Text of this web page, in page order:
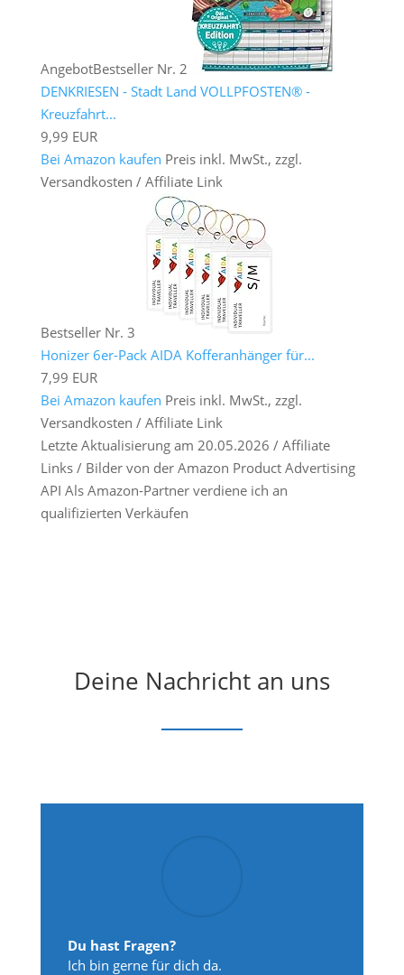
AngebotBestseller Nr. 2
DENKRIESEN - Stadt Land VOLLPFOSTEN® -
Kreuzfahrt...
9,99 EUR
Bei Amazon kaufen Preis inkl. MwSt., zzgl.
Versandkosten / Affiliate Link
Bestseller Nr. 3
Honizer 6er-Pack AIDA Kofferanhänger für...
7,99 EUR
Bei Amazon kaufen Preis inkl. MwSt., zzgl.
Versandkosten / Affiliate Link
Letzte Aktualisierung am 20.05.2026 / Affiliate
Links / Bilder von der Amazon Product Advertising
API Als Amazon-Partner verdiene ich an
qualifizierten Verkäufen
Deine Nachricht an uns
Du hast Fragen?
Ich bin gerne für dich da.